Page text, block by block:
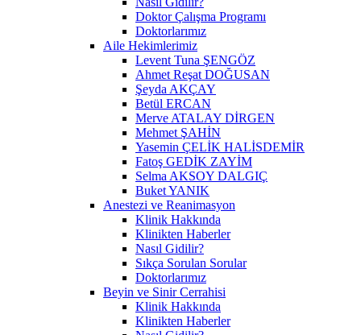
Doktor Çalışma Programı
Doktorlarımız
Aile Hekimlerimiz
Levent Tuna ŞENGÖZ
Ahmet Reşat DOĞUSAN
Şeyda AKÇAY
Betül ERCAN
Merve ATALAY DİRGEN
Mehmet ŞAHİN
Yasemin ÇELİK HALİSDEMİR
Fatoş GEDİK ZAYİM
Selma AKSOY DALGIÇ
Buket YANIK
Anestezi ve Reanimasyon
Klinik Hakkında
Klinikten Haberler
Nasıl Gidilir?
Sıkça Sorulan Sorular
Doktorlarımız
Beyin ve Sinir Cerrahisi
Klinik Hakkında
Klinikten Haberler